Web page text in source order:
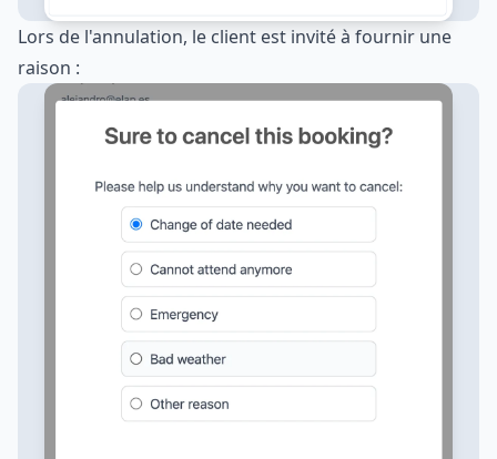
Lors de l'annulation, le client est invité à fournir une
raison :